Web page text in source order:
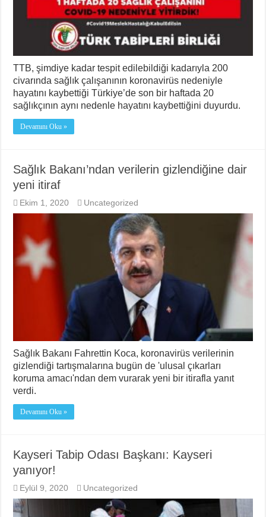
TTB, şimdiye kadar tespit edilebildiği kadarıyla 200
civarında sağlık çalışanının koronavirüs nedeniyle
hayatını kaybettiği Türkiye’de son bir haftada 20
sağlıkçının aynı nedenle hayatını kaybettiğini duyurdu.
Devamını Oku »
Sağlık Bakanı’ndan verilerin gizlendiğine dair
yeni itiraf
Ekim 1, 2020 Uncategorized
Sağlık Bakanı Fahrettin Koca, koronavirüs verilerinin
gizlendiği tartışmalarına bugün de 'ulusal çıkarları
koruma amacı'ndan dem vurarak yeni bir itirafla yanıt
verdi.
Devamını Oku »
Kayseri Tabip Odası Başkanı: Kayseri
yanıyor!
Eylül 9, 2020 Uncategorized